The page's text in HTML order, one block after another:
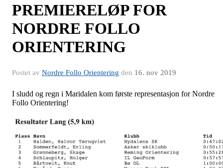
PREMIERELØP FOR
NORDRE FOLLO
ORIENTERING
Postet av Nordre Follo Orientering den 16. nov 2019
I sludd og regn i Maridalen kom første representasjon for Nordre
Follo Orientering!